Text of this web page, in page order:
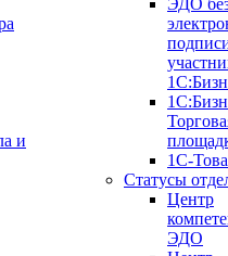
и
ЭДО
1С-
Статусы
Центр
ЭДО